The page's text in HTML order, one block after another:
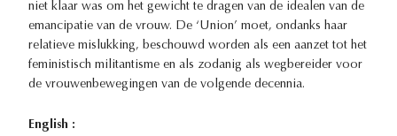
niet klaar was om het gewicht te dragen van de idealen van de
emancipatie van de vrouw. De ‘Union’ moet, ondanks haar
relatieve mislukking, beschouwd worden als een aanzet tot het
feministisch militantisme en als zodanig als wegbereider voor
de vrouwenbewegingen van de volgende decennia.
English :